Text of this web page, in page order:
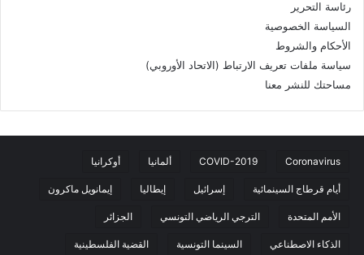
رئاسة التحرير
السياسة الخصوصية
الأحكام والشروط
سياسة ملفات تعريف الارتباط (الاتحاد الأوروبي)
مساحتك للنشر معنا
Coronavirus
COVID-2019 ألمانيا أوكرانيا
أيام قرطاج السينمائية إسرائيل إيطاليا إيمانويل ماكرون
الأمم المتحدة الترجي الرياضي التونسي الجزائر
الذكاء الاصطناعي السينما التونسية القضية الفلسطينية